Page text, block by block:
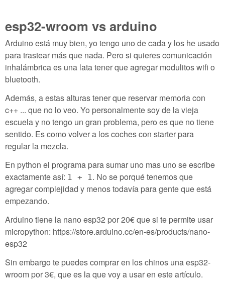
esp32-wroom vs arduino
Arduino está muy bien, yo tengo uno de cada y los he usado
para trastear más que nada. Pero si quieres comunicación
inhalámbrica es una lata tener que agregar modulitos wifi o
bluetooth.
Además, a estas alturas tener que reservar memoria con
c++ ... que no lo veo. Yo personalmente soy de la vieja
escuela y no tengo un gran problema, pero es que no tiene
sentido. Es como volver a los coches con starter para
regular la mezcla.
En python el programa para sumar uno mas uno se escribe
exactamente así: 1 + 1. No se porqué tenemos que
agregar complejidad y menos todavía para gente que está
empezando.
Arduino tiene la nano esp32 por 20€ que si te permite usar
micropython: https://store.arduino.cc/en-es/products/nano-
esp32
Sin embargo te puedes comprar en los chinos una esp32-
wroom por 3€, que es la que voy a usar en este artículo.